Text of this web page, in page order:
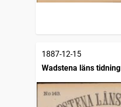
1887-12-15
Wadstena läns tidning